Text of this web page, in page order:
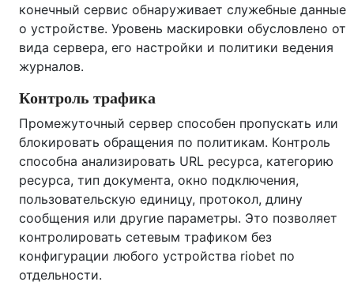
конечный сервис обнаруживает служебные данные
о устройстве. Уровень маскировки обусловлено от
вида сервера, его настройки и политики ведения
журналов.
Контроль трафика
Промежуточный сервер способен пропускать или
блокировать обращения по политикам. Контроль
способна анализировать URL ресурса, категорию
ресурса, тип документа, окно подключения,
пользовательскую единицу, протокол, длину
сообщения или другие параметры. Это позволяет
контролировать сетевым трафиком без
конфигурации любого устройства riobet по
отдельности.